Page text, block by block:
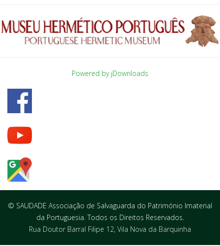
Powered by jDownloads
© SAUDADE Associação de Salvaguarda do Património Imaterial
da Portuguesia. Todos os Direitos Reservados.
Rua Doutor Barral Filipe 12, Vila Nova da Barquinha